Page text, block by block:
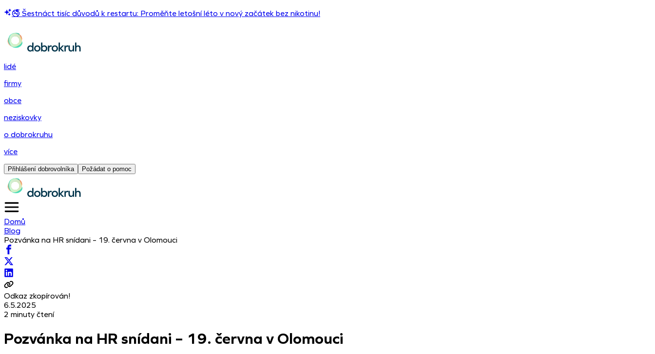
🚭 Šestnáct tisíc důvodů k restartu: Proměňte letošní léto v nový začátek bez nikotinu!
lidé
firmy
obce
neziskovky
o dobrokruhu
více
Přihlášení dobrovolníka Požádat o pomoc
Domů
Blog
Pozvánka na HR snídani – 19. června v Olomouci
Odkaz zkopírován!
6.5.2025
2 minuty čtení
Pozvánka na HR snídani – 19. června v Olomouci